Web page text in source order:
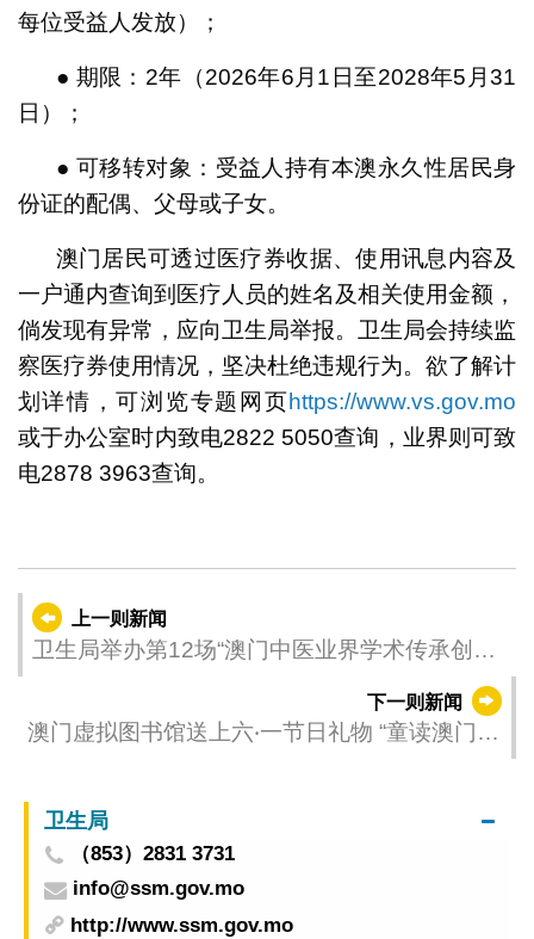
每位受益人发放）；
● 期限：2年（2026年6月1日至2028年5月31
日）；
● 可移转对象：受益人持有本澳永久性居民身
份证的配偶、父母或子女。
澳门居民可透过医疗券收据、使用讯息内容及
一户通内查询到医疗人员的姓名及相关使用金额，
倘发现有异常，应向卫生局举报。卫生局会持续监
察医疗券使用情况，坚决杜绝违规行为。欲了解计
划详情，可浏览专题网页https://www.vs.gov.mo
或于办公室时内致电2822 5050查询，业界则可致
电2878 3963查询。
上一则新闻
卫生局举办第12场“澳门中医业界学术传承创新
讲座” 持续搭建业界交流平台 首设中医药健康文
化宣传技巧培训
下一则新闻
澳门虚拟图书馆送上六‧一节日礼物 “童读澳门”
卫生局
（853）2831 3731
info@ssm.gov.mo
http://www.ssm.gov.mo